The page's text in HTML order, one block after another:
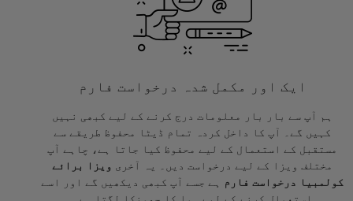
ایک اور مکمل شدہ درخواست فارم
ہم آپ سے بار بار معلومات درج کرنے کے لیے کبھی نہیں
کہیں گے۔ آپ کا داخل کردہ تمام ڈیٹا محفوظ طریقے سے
مستقبل کے استعمال کے لیے محفوظ کیا جاتا ہے، چاہے آپ
مختلف ویزا کے لیے درخواست دیں۔ یہ آخری ویزا برائے
کولمبیا درخواست فارم
ہے جسے آپ کبھی دیکھیں گے اور اسے